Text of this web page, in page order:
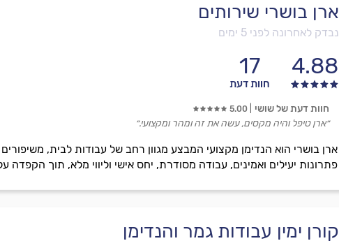
ארן בושרי שירותים
נבדק לאחרונה לפני 5 ימים
4.88
17
חוות דעת
ארן בושרי הוא הנדימן מקצועי המבצע מגוון רחב של עבודות לבית,
פתרונות יעילים ואמינים, עבודה מסודרת, יחס אישי וליווי מלא, תוך הקפדה
חוות דעת של שושי 5.00
״ארן טיפל והיה מקסים, עשה את זה ומהר ומקצועי.״
קורן ימין עבודות גמר והנדימן